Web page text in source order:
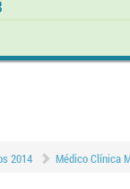
2014 Médico Clínica